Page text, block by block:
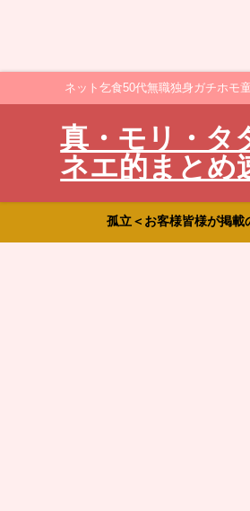
ネット乞食50代無職独身ガチホモ
真・モリ・タ
ネエ的まとめ
孤立＜お客様皆様が掲載